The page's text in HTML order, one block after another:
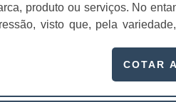
produto ou serviços. No
visto que, pela
Cartão de visita; Catálogo; Revistas; Folder; Flyers;
COTAR